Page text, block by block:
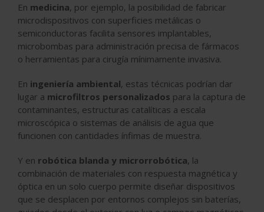
En medicina, por ejemplo, la posibilidad de fabricar
microdispositivos con superficies metálicas o
semiconductoras facilita sensores implantables,
microbombas para administración precisa de fármacos
o herramientas para cirugía mínimamente invasiva.
En ingeniería ambiental, estas técnicas podrían dar
lugar a microfiltros personalizados para la captura de
contaminantes, estructuras catalíticas a escala
microscópica o sistemas de análisis de agua que
funcionen con cantidades ínfimas de muestra.
Y en robótica blanda y microrrobótica, la
combinación de materiales con respuesta magnética y
óptica en un solo cuerpo permite diseñar dispositivos
que se desplacen por entornos complejos sin baterías,